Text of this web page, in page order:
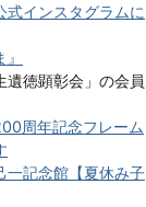
式インスタグラムに
遺徳顕彰会」の会員
周年記念フレーム
一記念館【夏休み子